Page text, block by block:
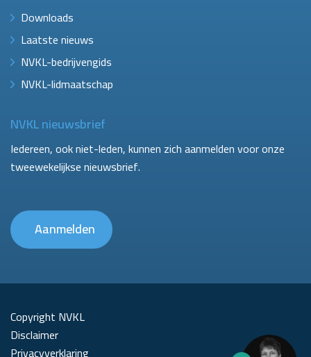
Downloads
Laatste nieuws
NVKL-bedrijvengids
NVKL-lidmaatschap
NVKL nieuwsbrief
Iedereen, ook niet-leden, kunnen zich aanmelden voor onze
tweewekelijkse nieuwsbrief.
Aanmelden
Copyright NVKL
Disclaimer
Privacyverklaring